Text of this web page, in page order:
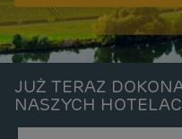
JUŻ TERAZ
NASZYCH